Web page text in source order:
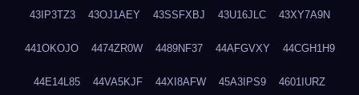
43IP3TZ3 43OJ1AEY 43SSFXBJ 43U16JLC 43XY7A9N
441OKOJO 4474ZR0W 4489NF37 44AFGVXY 44CGH1H9
44E14L85 44VA5KJF 44XI8AFW 45A3IPS9 4601IURZ